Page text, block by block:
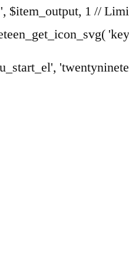
$item_output, 1 //